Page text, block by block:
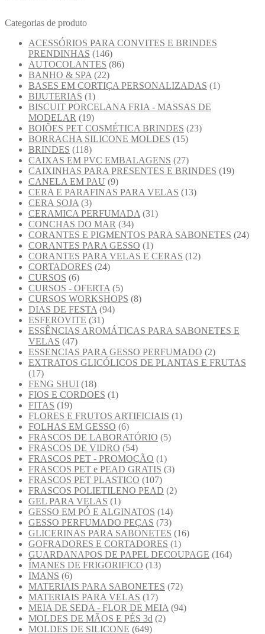
Categorias de produto
ACESSÓRIOS PARA CONVITES E BRINDES
PRENDINHAS (146)
AUTOCOLANTES (86)
BANHO & SPA (22)
BASES EM CORTIÇA PERSONALIZADAS (1)
BIJUTERIAS (1)
BISCUIT PORCELANA FRIA - MASSAS DE
MODELAR (19)
BOIÕES PET COSMÉTICA BRINDES (23)
BORRACHA SILICONE MOLDES (15)
BRINDES (118)
CAIXAS EM PVC EMBALAGENS (27)
CAIXINHAS PARA PRESENTES E BRINDES (19)
CANELA EM PAU (9)
CERA E PARAFINAS PARA VELAS (13)
CERA SOJA (3)
CERAMICA PERFUMADA (31)
CONCHAS DO MAR (34)
CORANTES E PIGMENTOS PARA SABONETES (24)
CORANTES PARA GESSO (1)
CORANTES PARA VELAS E CERAS (12)
CORTADORES (24)
CURSOS (6)
CURSOS - OFERTA (5)
CURSOS WORKSHOPS (8)
DIAS DE FESTA (94)
ESFEROVITE (31)
ESSÊNCIAS AROMÁTICAS PARA SABONETES E
VELAS (47)
ESSENCIAS PARA GESSO PERFUMADO (2)
EXTRATOS GLICÓLICOS DE PLANTAS E FRUTAS
(17)
FENG SHUI (18)
FIOS E CORDOES (1)
FITAS (19)
FLORES E FRUTOS ARTIFICIAIS (1)
FOLHAS EM GESSO (6)
FRASCOS DE LABORATÓRIO (5)
FRASCOS DE VIDRO (54)
FRASCOS PET - PROMOÇÃO (1)
FRASCOS PET e PEAD GRATIS (3)
FRASCOS PET PLASTICO (107)
FRASCOS POLIETILENO PEAD (2)
GEL PARA VELAS (1)
GESSO EM PÓ E ALGINATOS (14)
GESSO PERFUMADO PEÇAS (73)
GLICERINAS PARA SABONETES (16)
GOFRADORES E CORTADORES (1)
GUARDANAPOS DE PAPEL DECOUPAGE (164)
ÍMANES DE FRIGORIFICO (13)
IMANS (6)
MATERIAIS PARA SABONETES (72)
MATERIAIS PARA VELAS (17)
MEIA DE SEDA - FLOR DE MEIA (94)
MOLDES DE MÃOS E PÉS 3d (2)
MOLDES DE SILICONE (649)